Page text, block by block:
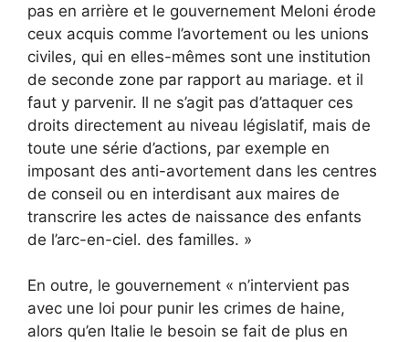
pas en arrière et le gouvernement Meloni érode
ceux acquis comme l’avortement ou les unions
civiles, qui en elles-mêmes sont une institution
de seconde zone par rapport au mariage. et il
faut y parvenir. Il ne s’agit pas d’attaquer ces
droits directement au niveau législatif, mais de
toute une série d’actions, par exemple en
imposant des anti-avortement dans les centres
de conseil ou en interdisant aux maires de
transcrire les actes de naissance des enfants
de l’arc-en-ciel. des familles. »
En outre, le gouvernement « n’intervient pas
avec une loi pour punir les crimes de haine,
alors qu’en Italie le besoin se fait de plus en